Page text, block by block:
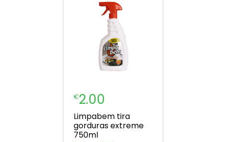
€2.00
limpabem tira
gorduras extreme
750ml